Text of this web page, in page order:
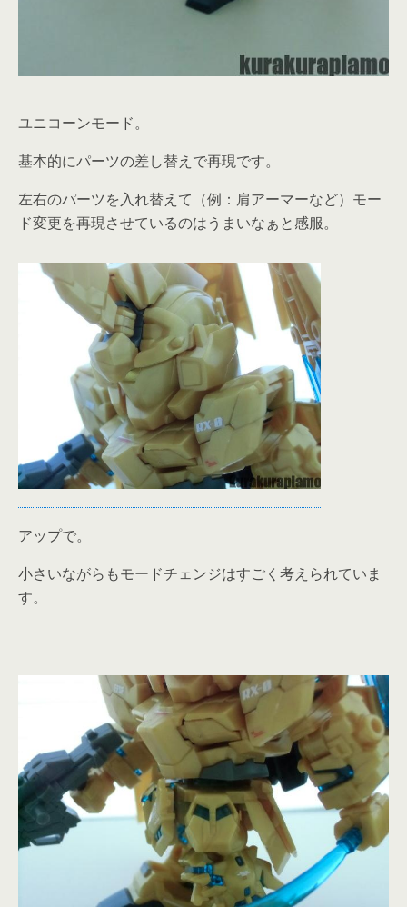
ユニコーンモード。
基本的にパーツの差し替えで再現です。
左右のパーツを入れ替えて（例：肩アーマーなど）モー
ド変更を再現させているのはうまいなぁと感服。
アップで。
小さいながらもモードチェンジはすごく考えられていま
す。